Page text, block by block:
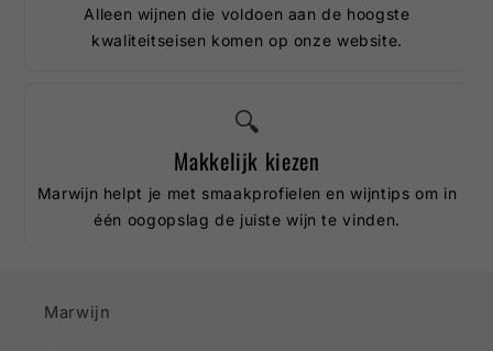
Alleen wijnen die voldoen aan de hoogste
kwaliteitseisen komen op onze website.
🔍
Makkelijk kiezen
Marwijn helpt je met smaakprofielen en wijntips om in
één oogopslag de juiste wijn te vinden.
Marwijn